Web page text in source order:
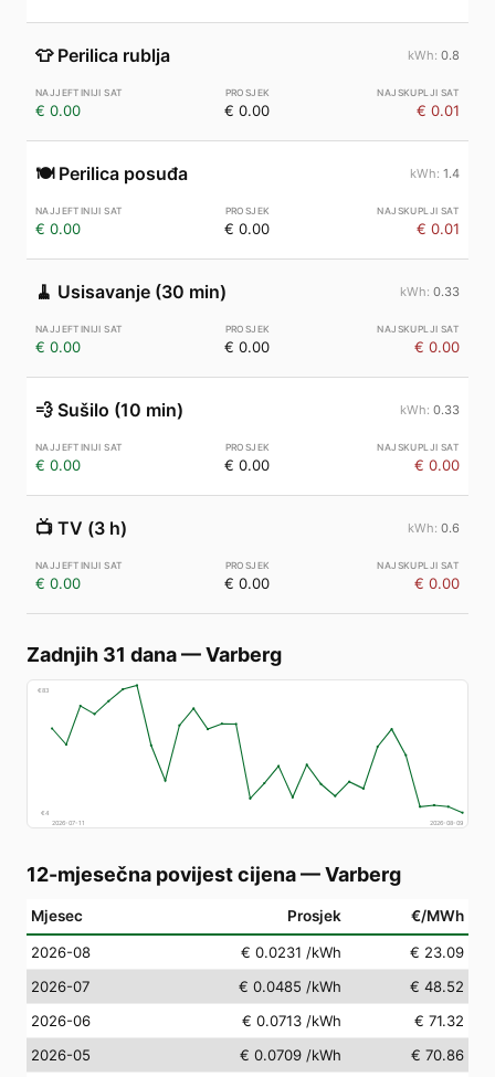
👕 Perilica rublja 0.8
€ 0.00 € 0.00 € 0.01
🍽️ Perilica posuđa 1.4
€ 0.00 € 0.00 € 0.01
🧹 Usisavanje (30 min) 0.33
€ 0.00 € 0.00 € 0.00
💨 Sušilo (10 min) 0.33
€ 0.00 € 0.00 € 0.00
📺 TV (3 h) 0.6
€ 0.00 € 0.00 € 0.00
Zadnjih 31 dana—Varberg
€83
€4
2026-07-11
2026-08-09
12-mjesečna povijest cijena—Varberg
Mjesec Prosjek €/MWh
2026-08 € 0.0231 /kWh
€ 23.09
2026-07
€ 0.0485 /kWh
€ 48.52
2026-06
€ 0.0713 /kWh
€ 71.32
2026-05
€ 0.0709 /kWh
€ 70.86